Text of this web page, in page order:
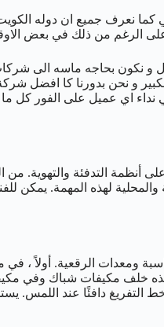
نعرف جميع ان دوله الكويت
على الرغم من ذلك في بعض
نكون بحاجه ماسه الى
و نحن بدورنا كا افضل
الكويت و نلبي نداء اي عميل على
على أنظمة التدفئة
لهذه المهمة. يمكن
ومعدات الرقعية. أولاً ،
خلف مكيفات شباك وفي
التفريغ دافئًا عند اللمس.